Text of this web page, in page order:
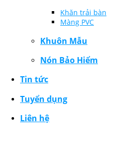
Khăn trải bàn
Màng PVC
Khuôn Mẫu
Nón Bảo Hiểm
Tin tức
Tuyển dụng
Liên hệ